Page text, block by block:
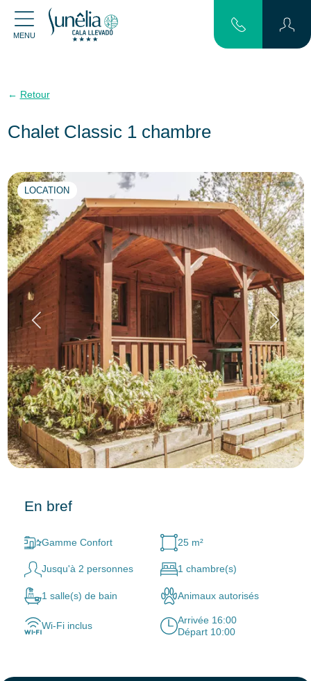
MENU
Retour
Chalet Classic 1 chambre
LOCATION
En bref
Gamme Confort 25 m²
Jusqu'à 2 personnes 1 chambre(s)
1 salle(s) de bain Animaux autorisés
Wi-Fi inclus
Arrivée 16:00
Départ 10:00